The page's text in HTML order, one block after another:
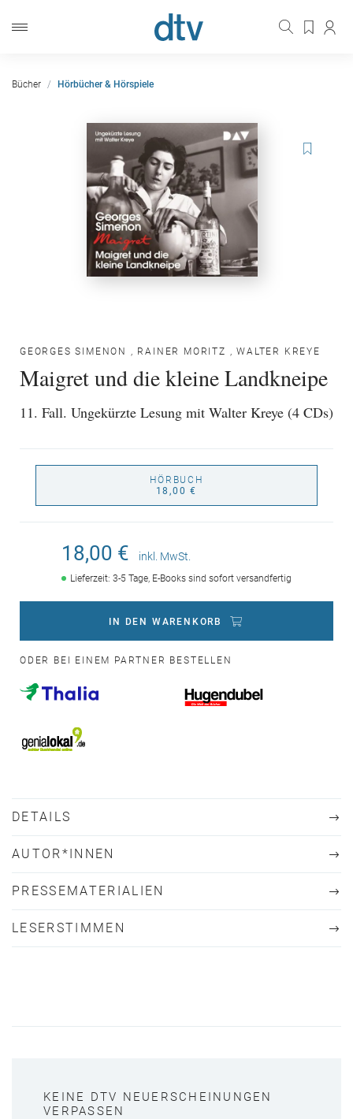
Bücher Hörbücher & Hörspiele
GEORGES SIMENON , RAINER MORITZ ,WALTER KREYE
Maigret und die kleine Landkneipe
11. Fall. Ungekürzte Lesung mit Walter Kreye (4 CDs)
HÖRBUCH
18,00 €
18,00 € inkl. MwSt.
Lieferzeit: 3-5 Tage, E-Books sind sofort versandfertig
IN DEN WARENKORB
ODER BEI EINEM PARTNER BESTELLEN
DETAILS
AUTOR*INNEN
PRESSEMATERIALIEN
LESERSTIMMEN
KEINE DTV NEUERSCHEINUNGEN
VERPASSEN